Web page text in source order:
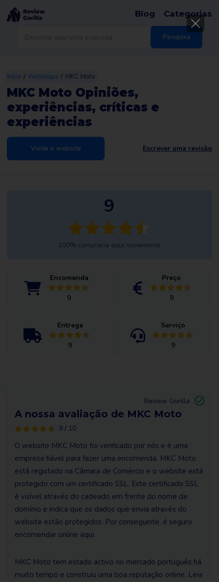
Pesquisa
Blog Categorias
Início / Webshops / MKC Moto
MKC Moto Opiniões,
experiências, críticas e
experiências
Visite o website Escrever uma revisão
Encomenda
9
Preço
9
Entrega
9
Serviço
9
9
100% compraria aqui novamente
A nossa avaliação de MKC Moto
9 / 10
Review Gorilla
O website MKC Moto foi verificado por nós e é uma
empresa fiável para fazer uma encomenda. MKC Moto
está registado na Câmara de Comércio e o website está
protegido com um certificado SSL. Este certificado SSL
é visível através do cadeado em frente do nome de
domínio e indica que os dados que envia através do
website estão protegidos. Por conseguinte, é seguro
encomendar online aqui.
MKC Moto tem estado activo no mercado português há
muito tempo e construiu uma boa reputação online. Leia